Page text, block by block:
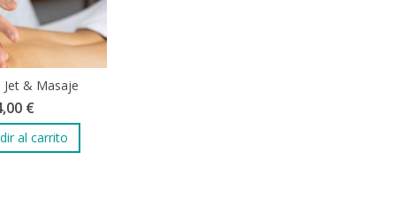
& Masaje
€
al carrito